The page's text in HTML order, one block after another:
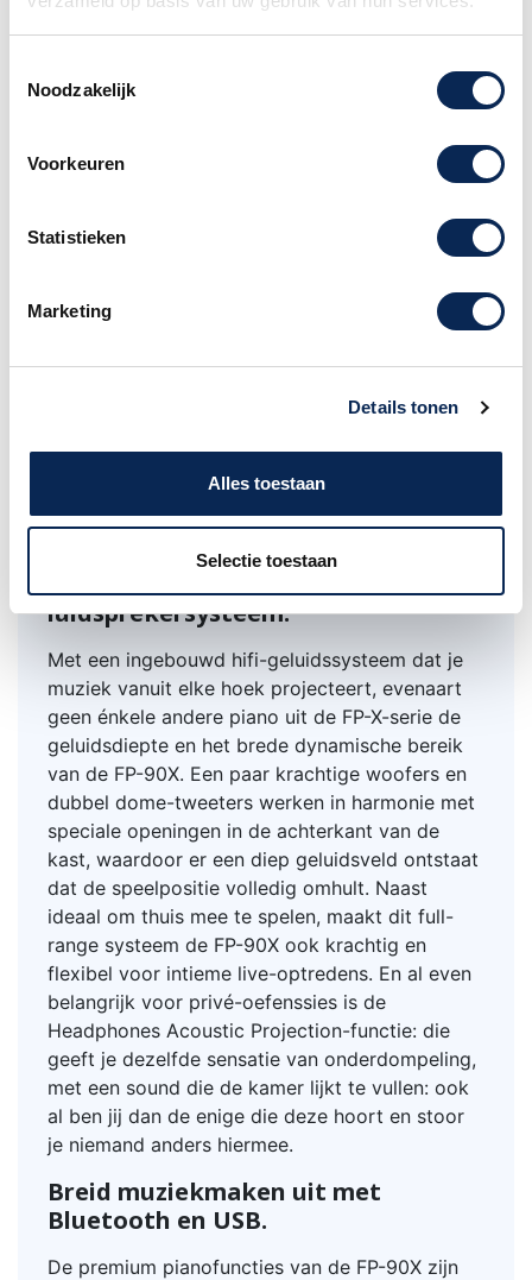
Noodzakelijk
Voorkeuren
Statistieken
Marketing
Details tonen
Alles toestaan
Selectie toestaan
verder dan dat. De Roland PureAcoustic Piano
Modeling sound engine geeft élk aspect van de
vleugel weer: met een verbazingwekkende
dynamische Stage-piano's, via acht kant-en-
sound als een pianotechnicus, via een reeks
eenvoudig aan te passen parameters. En met
My Stage en PureAcoustic Ambience kun je je
direct onderdompelen in een verscheidenheid
concertzalen. De pianoklanken van de FP-90X
zijn bijna oneindig, en zijn stuk voor stuk de
Dompel je onder in immersief
luidsprekersysteem.
Met een ingebouwd hifi-geluidssysteem dat je
muziek vanuit elke hoek projecteert, evenaart
geen énkele andere piano uit de FP-X-serie de
geluidsdiepte en het brede dynamische bereik
van de FP-90X. Een paar krachtige woofers en
dubbel dome-tweeters werken in harmonie met
speciale openingen in de achterkant van de
kast, waardoor er een diep geluidsveld ontstaat
dat de speelpositie volledig omhult. Naast
ideaal om thuis mee te spelen, maakt dit full-
range systeem de FP-90X ook krachtig en
flexibel voor intieme live-optredens. En al even
belangrijk voor privé-oefenssies is de
Headphones Acoustic Projection-functie: die
geeft je dezelfde sensatie van onderdompeling,
met een sound die de kamer lijkt te vullen: ook
al ben jij dan de enige die deze hoort en stoor
je niemand anders hiermee.
Breid muziekmaken uit met
Bluetooth en USB.
De premium pianofuncties van de FP-90X zijn